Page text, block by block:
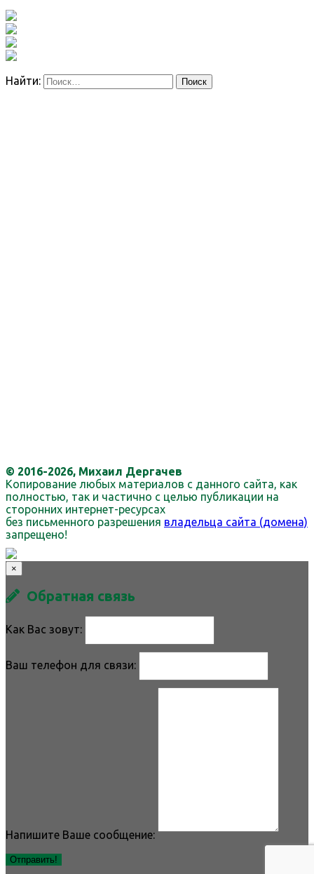
Найти:
© 2016-2026, Михаил Дергачев
Копирование любых материалов с данного сайта, как
полностью, так и частично с целью публикации на
сторонних интернет-ресурсах
без письменного разрешения владельца сайта (домена)
запрещено!
×
Обратная связь
Как Вас зовут:
Ваш телефон для связи:
Напишите Ваше сообщение:
Отправить!